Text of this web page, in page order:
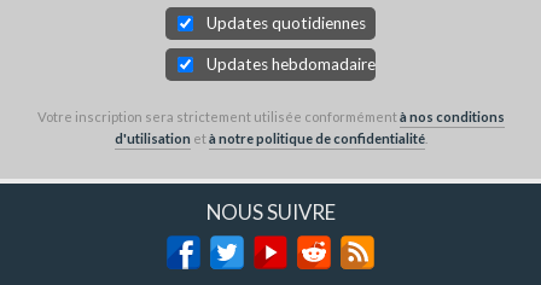
Updates quotidiennes
Updates hebdomadaires
Votre inscription sera strictement utilisée conformémentà nos conditions
d'utilisation età notre politique de confidentialité.
NOUS SUIVRE